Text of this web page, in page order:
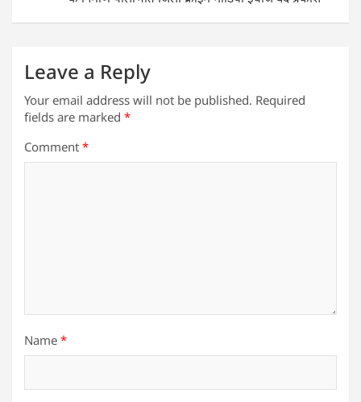
Leave a Reply
Your email address will not be published. Required
fields are marked *
Comment *
Name *